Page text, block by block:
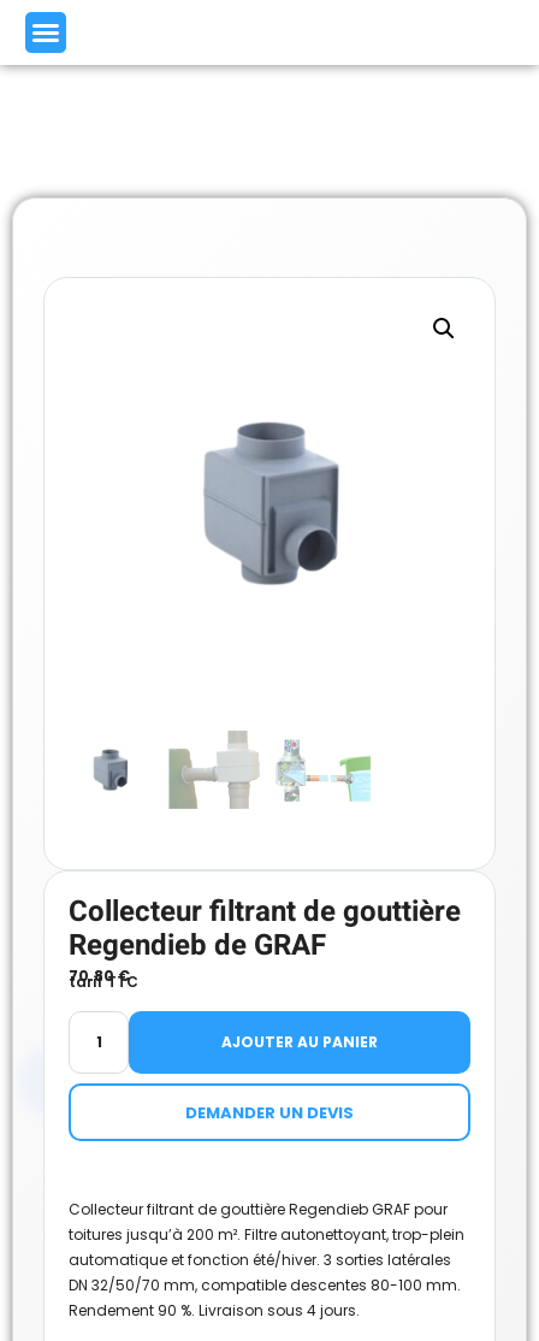
Collecteur filtrant de gouttière
Regendieb de GRAF
70.80€
tarif TTC
AJOUTER AU PANIER
DEMANDER UN DEVIS
Collecteur filtrant de gouttière Regendieb GRAF pour
toitures jusqu’à 200 m². Filtre autonettoyant, trop-plein
automatique et fonction été/hiver. 3 sorties latérales
DN 32/50/70 mm, compatible descentes 80-100 mm.
Rendement 90 %. Livraison sous 4 jours.